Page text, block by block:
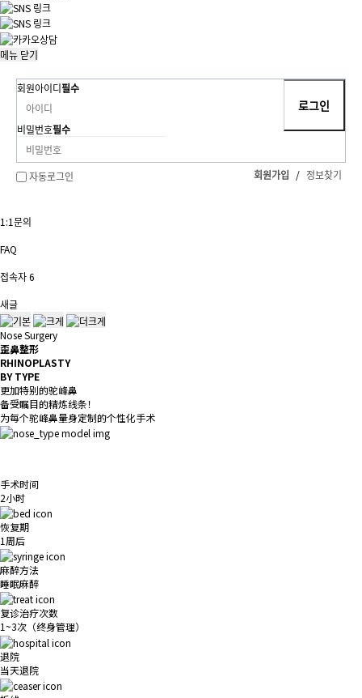
메뉴 닫기
회원아이디필수
비밀번호필수
자동로그인 회원가입 / 정보찾기
1:1문의
FAQ
접속자6
새글
Nose Surgery
歪鼻整形
RHINOPLASTY
BY TYPE
更加特别的驼峰鼻
备受瞩目的精炼线条！
为每个驼峰鼻量身定制的个性化手术
手术时间
2小时
恢复期
1周后
麻醉方法
睡眠麻醉
复诊治疗次数
1~3次（终身管理）
退院
当天退院